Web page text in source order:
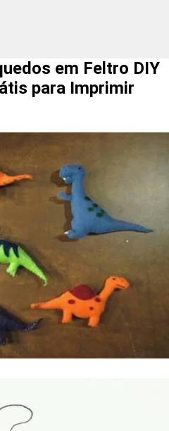
em Feltro DIY
para Imprimir